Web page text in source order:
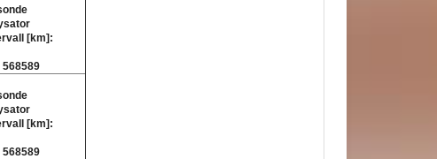
[km]:
[km]: